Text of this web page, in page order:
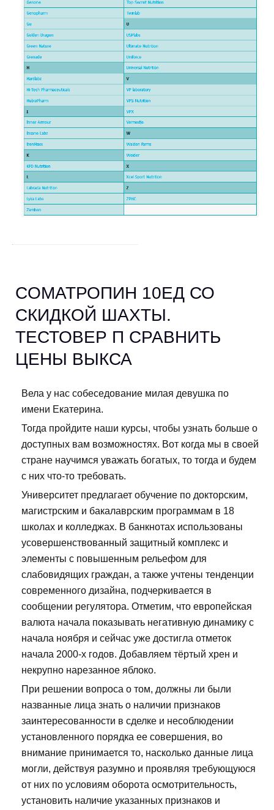
CОМАТРОПИН 10ЕД СО
СКИДКОЙ ШАХТЫ.
ТЕСТОВЕР П СРАВНИТЬ
ЦЕНЫ ВЫКСА
Вела у нас собеседование милая девушка по
имени Екатерина.
Тогда пройдите наши курсы, чтобы узнать больше о
доступных вам возможностях. Вот когда мы в своей
стране научимся уважать богатых, то тогда и будем
с них что-то требовать.
Университет предлагает обучение по докторским,
магистрским и бакалаврским программам в 18
школах и колледжах. В банкнотах использованы
усовершенствованный защитный комплекс и
элементы с повышенным рельефом для
слабовидящих граждан, а также учтены тенденции
современного дизайна, подчеркивается в
сообщении регулятора. Отметим, что европейская
валюта начала показывать негативную динамику с
начала ноября и сейчас уже достигла отметок
начала 2000-х годов. Добавляем тёртый хрен и
некрупно нарезанное яблоко.
При решении вопроса о том, должны ли были
названные лица знать о наличии признаков
заинтересованности в сделке и несоблюдении
установленного порядка ее совершения, во
внимание принимается то, насколько данные лица
могли, действуя разумно и проявляя требующуюся
от них по условиям оборота осмотрительность,
установить наличие указанных признаков и